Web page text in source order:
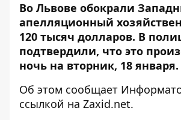
Во Львове обокрали
апелляционный
120 тысяч долларов. В
подтвердили, что это
ночь на вторник, 18 января.
Об этом сообщает
ссылкой на Zaxid.net.